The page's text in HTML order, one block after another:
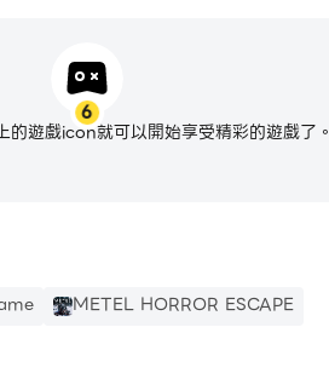
6
的遊戲icon就可以開始享受精彩的遊戲了。
METEL HORROR ESCAPE